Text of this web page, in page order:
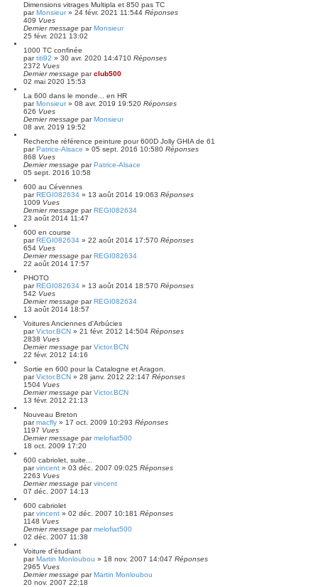
Dimensions vitrages Multipla et 850 pas TC
parMonsieur» 24 févr. 2021 11:544 Réponses
409 Vues
Dernier message parMonsieur
25 févr. 2021 13:02
1000 TC confinée
partiti92 » 30 avr. 2020 14:4710 Réponses
2372 Vues
Dernier message parclub500
02 mai 2020 15:53
La 600 dans le monde... en HR
parMonsieur» 08 avr. 2019 19:520 Réponses
626 Vues
Dernier message parMonsieur
08 avr. 2019 19:52
Recherche référence peinture pour 600D Jolly GHIA de 61
parPatrice-Alsace » 05 sept. 2016 10:580 Réponses
868 Vues
Dernier message parPatrice-Alsace
05 sept. 2016 10:58
600 au Cévennes
parREGI082634 » 13 août 2014 19:063 Réponses
1009 Vues
Dernier message parREGI082634
23 août 2014 11:47
600 en course
parREGI082634 » 22 août 2014 17:570 Réponses
654 Vues
Dernier message parREGI082634
22 août 2014 17:57
PHOTO
parREGI082634 » 13 août 2014 18:570 Réponses
542 Vues
Dernier message parREGI082634
13 août 2014 18:57
Voitures Anciennes d'Arbúcies
parVictor.BCN » 21 févr. 2012 14:504 Réponses
2838 Vues
Dernier message parVictor.BCN
22 févr. 2012 14:16
Sortie en 600 pour la Catalogne et Aragon.
parVictor.BCN » 28 janv. 2012 22:147 Réponses
1504 Vues
Dernier message parVictor.BCN
13 févr. 2012 21:13
Nouveau Breton
parmacfly » 17 oct. 2009 10:293 Réponses
1197 Vues
Dernier message parmelofiat500
18 oct. 2009 17:20
600 cabriolet, suite...
parvincent » 03 déc. 2007 09:025 Réponses
2263 Vues
Dernier message parvincent
07 déc. 2007 14:13
600 cabriolet
parvincent » 02 déc. 2007 10:181 Réponses
1148 Vues
Dernier message parmelofiat500
02 déc. 2007 11:38
Voiture d'étudiant
parMartin Monloubou » 18 nov. 2007 14:047 Réponses
2965 Vues
Dernier message parMartin Monloubou
20 nov. 2007 22:18